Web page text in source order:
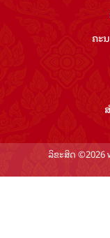
ຄະ
ລິຂະສິດ ©2026